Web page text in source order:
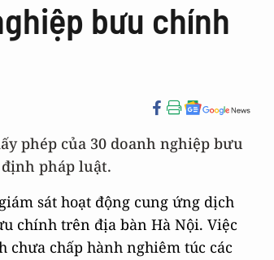
bưu chính
phép của 30 doanh nghiệp bưu
pháp luật.
sát hoạt động cung ứng dịch
chính trên địa bàn Hà Nội. Việc
chưa chấp hành nghiêm túc các